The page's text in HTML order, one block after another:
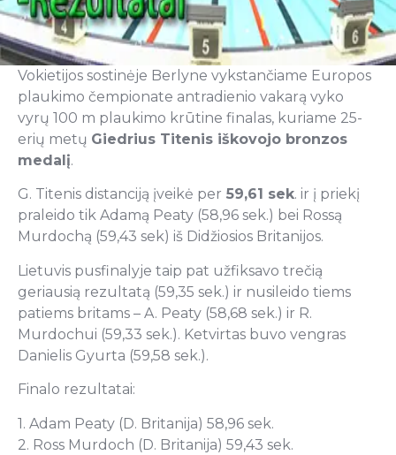
Vokietijos sostinėje Berlyne vykstančiame Europos
plaukimo čempionate antradienio vakarą vyko
vyrų 100 m plaukimo krūtine finalas, kuriame 25-
erių metų Giedrius Titenis iškovojo bronzos
medalį.
G. Titenis distanciją įveikė per 59,61 sek. ir į priekį
praleido tik Adamą Peaty (58,96 sek.) bei Rossą
Murdochą (59,43 sek) iš Didžiosios Britanijos.
Lietuvis pusfinalyje taip pat užfiksavo trečią
geriausią rezultatą (59,35 sek.) ir nusileido tiems
patiems britams – A. Peaty (58,68 sek.) ir R.
Murdochui (59,33 sek.). Ketvirtas buvo vengras
Danielis Gyurta (59,58 sek.).
Finalo rezultatai:
1. Adam Peaty (D. Britanija) 58,96 sek.
2. Ross Murdoch (D. Britanija) 59,43 sek.